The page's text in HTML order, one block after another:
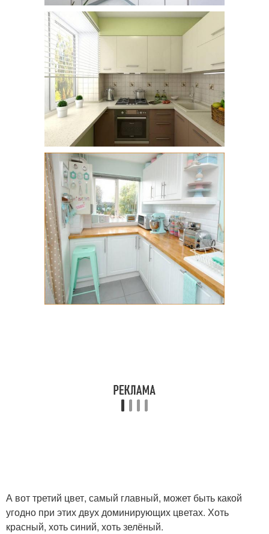
А вот третий цвет, самый главный, может быть какой
угодно при этих двух доминирующих цветах. Хоть
красный, хоть синий, хоть зелёный.